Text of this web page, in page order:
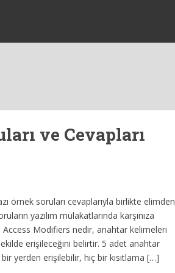
ve Cevapları
örnek soruları cevaplarıyla birlikte elimden
yazılım mülakatlarında karşınıza
Access Modifiers nedir, anahtar kelimeleri
erişileceğini belirtir. 5 adet anahtar
yerden erişilebilir, hiç bir kısıtlama […]